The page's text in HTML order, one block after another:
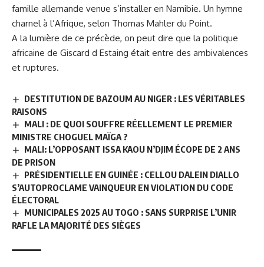
famille allemande venue s’installer en Namibie. Un hymne
charnel à l’Afrique, selon Thomas Mahler du Point.
A la lumière de ce précède, on peut dire que la politique
africaine de Giscard d Estaing était entre des ambivalences
et ruptures.
DESTITUTION DE BAZOUM AU NIGER : LES VÉRITABLES
RAISONS
MALI : DE QUOI SOUFFRE RÉELLEMENT LE PREMIER
MINISTRE CHOGUEL MAÏGA ?
MALI: L’OPPOSANT ISSA KAOU N’DJIM ÉCOPE DE 2 ANS
DE PRISON
PRÉSIDENTIELLE EN GUINÉE : CELLOU DALEIN DIALLO
S’AUTOPROCLAME VAINQUEUR EN VIOLATION DU CODE
ÉLECTORAL
MUNICIPALES 2025 AU TOGO : SANS SURPRISE L’UNIR
RAFLE LA MAJORITÉ DES SIÈGES